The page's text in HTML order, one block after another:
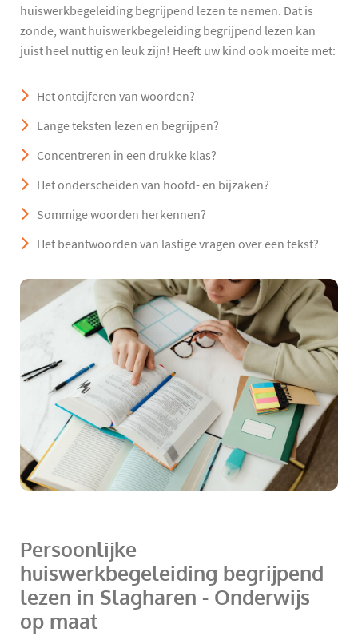
huiswerkbegeleiding begrijpend lezen te nemen. Dat is
zonde, want huiswerkbegeleiding begrijpend lezen kan
juist heel nuttig en leuk zijn! Heeft uw kind ook moeite met:
Het ontcijferen van woorden?
Lange teksten lezen en begrijpen?
Concentreren in een drukke klas?
Het onderscheiden van hoofd- en bijzaken?
Sommige woorden herkennen?
Het beantwoorden van lastige vragen over een tekst?
Persoonlijke
huiswerkbegeleiding begrijpend
lezen in Slagharen - Onderwijs
op maat